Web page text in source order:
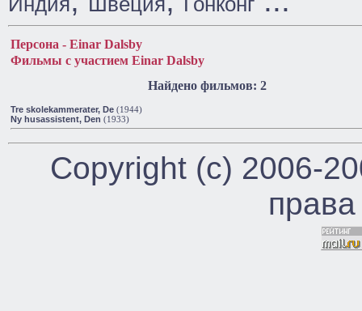
Персона - Einar Dalsby
Фильмы с участием Einar Dalsby
Найдено фильмов: 2
Tre skolekammerater, De (1944)
Ny husassistent, Den (1933)
Copyright (c) 2006-